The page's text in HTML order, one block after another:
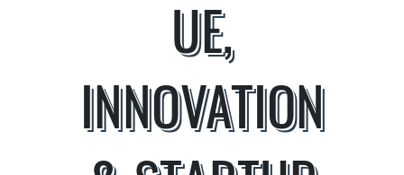
UE,
INNOVATION